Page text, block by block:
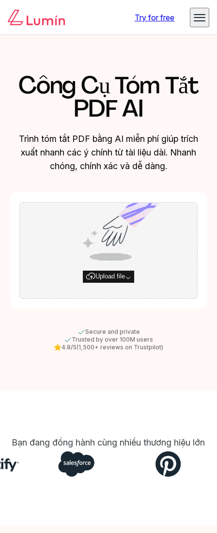
Try for free
Công Cụ Tóm Tắt
PDF AI
Trình tóm tắt PDF bằng AI miễn phí giúp trích
xuất nhanh các ý chính từ tài liệu dài. Nhanh
chóng, chính xác và dễ dàng.
Upload file
Secure and private
Trusted by over 100M users
4.8/5(1,500+ reviews on Trustpilot)
Bạn đang đồng hành cùng nhiều thương hiệu lớn